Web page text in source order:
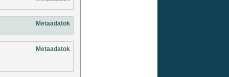
Metaadatok
Metaadatok